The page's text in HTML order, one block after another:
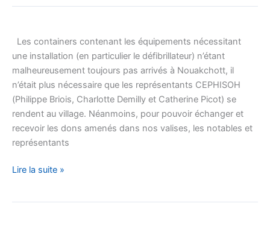
Les containers contenant les équipements nécessitant
une installation (en particulier le défibrillateur) n’étant
malheureusement toujours pas arrivés à Nouakchott, il
n’était plus nécessaire que les représentants CEPHISOH
(Philippe Briois, Charlotte Demilly et Catherine Picot) se
rendent au village. Néanmoins, pour pouvoir échanger et
recevoir les dons amenés dans nos valises, les notables et
représentants
les
représentants
du
village
de
SENO
BOUSSOBE
–
Lire la suite »